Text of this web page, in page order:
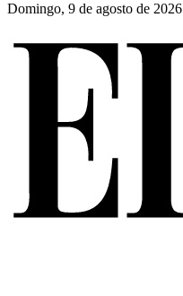
Domingo, 9 de agosto de 2026